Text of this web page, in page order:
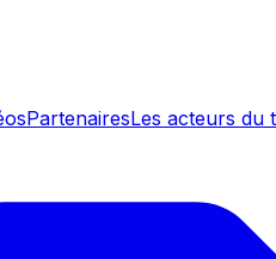
PartenairesLes acteurs du
- 01/07